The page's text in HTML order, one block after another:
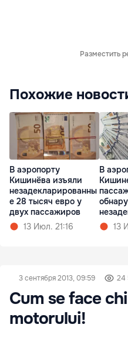
Разместить
Похожие
В аэропорту
Кишинёва изъяли
незадекларированны
е 28 тысяч евро у
двух пассажиров
13 Июл. 21:16
В
ю
13
3 сентября 2013, 09:59 24
Cum se face
motorului!